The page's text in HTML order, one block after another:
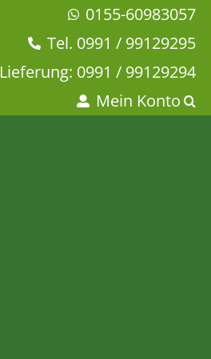
0155-60983057
Tel. 0991 / 99129295
Lieferung: 0991 / 99129294
Mein Konto